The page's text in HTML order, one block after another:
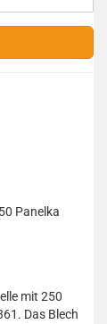
Panelka
mit 250
Das Blech